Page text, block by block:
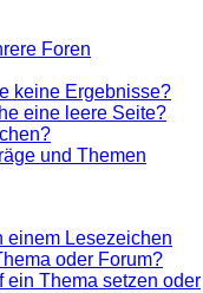
Foren
keine Ergebnisse?
eine leere Seite?
und Themen
einem Lesezeichen
oder Forum?
ein Thema setzen oder